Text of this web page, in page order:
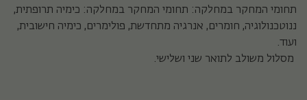
תחומי המחקר במחלקה: תחומי המחקר במחלקה: כימיה תרופתית,
ננוטכנולוגיה, חומרים, אנרגיה מתחדשת, פולימרים, כימיה חישובית,
ועוד.
מסלול משולב לתואר שני ושלישי.